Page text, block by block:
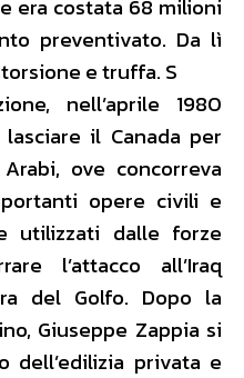
era costata 68 milioni
preventivato. Da lì
e truffa. S
nell’aprile 1980
il Canada per
ove concorreva
opere civili e
utilizzati dalle forze
l’attacco all’Iraq
del Golfo. Dopo la
Giuseppe Zappia si
dell’edilizia privata e